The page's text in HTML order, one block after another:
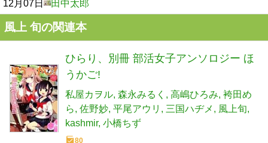
12月07日 田中太郎
風上 旬の関連本
ひらり、別冊 部活女子アンソロジー ほ
うかご!
私屋カヲル 森永みるく 高嶋ひろみ 袴田め
ら 佐野妙 平尾アウリ 三国ハヂメ
風上旬
kashmir 小橋ちず
80